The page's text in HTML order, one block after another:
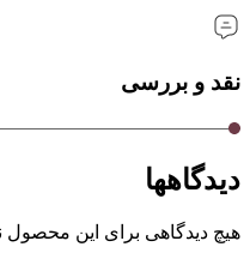
نقد و بررسی
دیدگاهها
هیچ دیدگاهی برای این